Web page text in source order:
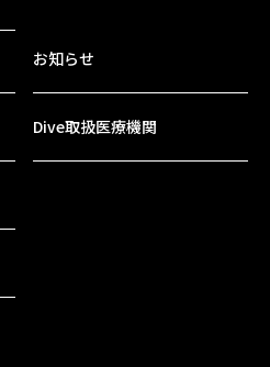
お知らせ
Dive取扱医療機関